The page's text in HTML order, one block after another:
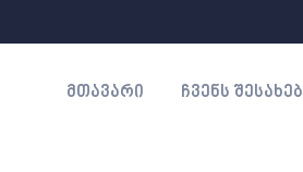
ᲛᲗᲐᲕᲐᲠᲘ ᲩᲕᲔᲜᲡ ᲨᲔᲡᲐᲮᲔᲑ